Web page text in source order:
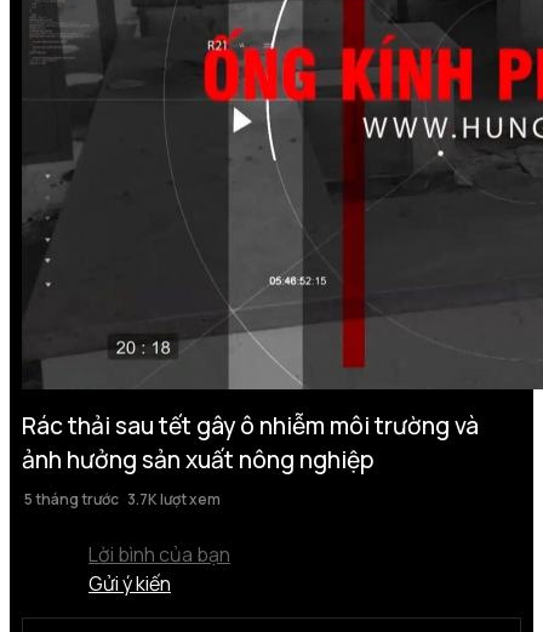
Rác thải sau tết gây ô nhiễm môi trường và
ảnh hưởng sản xuất nông nghiệp
5 tháng trước 3.7K lượt xem
Lời bình của bạn
Gửi ý kiến